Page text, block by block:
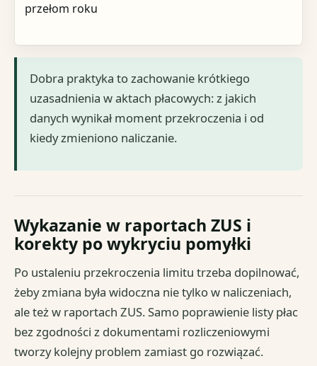
przełom roku
Dobra praktyka to zachowanie krótkiego
uzasadnienia w aktach płacowych: z jakich
danych wynikał moment przekroczenia i od
kiedy zmieniono naliczanie.
Wykazanie w raportach ZUS i
korekty po wykryciu pomyłki
Po ustaleniu przekroczenia limitu trzeba dopilnować,
żeby zmiana była widoczna nie tylko w naliczeniach,
ale też w raportach ZUS. Samo poprawienie listy płac
bez zgodności z dokumentami rozliczeniowymi
tworzy kolejny problem zamiast go rozwiązać.